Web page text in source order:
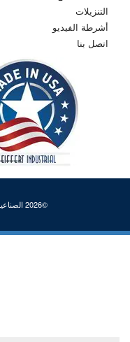
التنزيلات
أشرطة الفيديو
اتصل بنا